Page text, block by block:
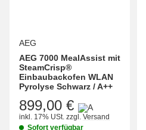
AEG
AEG 7000 MealAssist mit
SteamCrisp®
Einbaubackofen WLAN
Pyrolyse Schwarz / A++
899,00 €
inkl. 17% USt. zzgl. Versand
Sofort verfügbar